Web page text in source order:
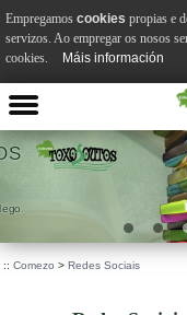
:: Comezo > Redes Sociais
Empregamos cookies propias e
servizos. Ao empregar os nosos
cookies.
Máis información